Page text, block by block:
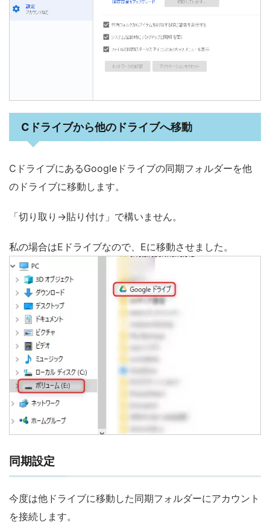
Cドライブから他のドライブへ移動
CドライブにあるGoogleドライブの同期フォルダーを他
のドライブに移動します。
「切り取り→貼り付け」で構いません。
私の場合はEドライブなので、Eに移動させました。
同期設定
今度は他ドライブに移動した同期フォルダーにアカウント
を接続します。